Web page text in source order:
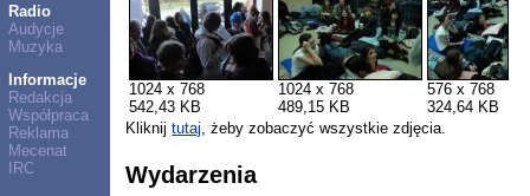
Radio
Audycje
Muzyka
Informacje
Redakcja
Współpraca
Reklama
Mecenat
IRC
1024 x 768
542,43 KB
1024 x 768
489,15 KB
576 x 768
324,64 KB
Kliknijtutaj, żeby zobaczyć wszystkie zdjęcia.
Wydarzenia